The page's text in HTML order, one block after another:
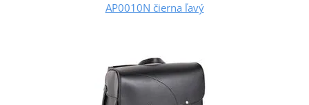
AP0010N čierna ľavý